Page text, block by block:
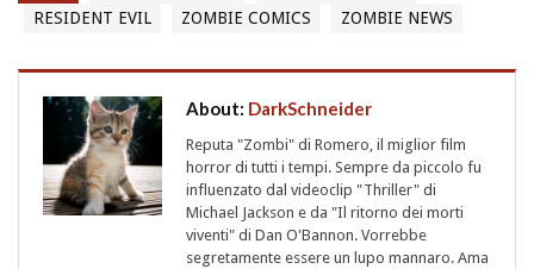
RESIDENT EVIL
ZOMBIE COMICS ZOMBIE NEWS
About: DarkSchneider
Reputa "Zombi" di Romero, il miglior film
horror di tutti i tempi. Sempre da piccolo fu
influenzato dal videoclip "Thriller" di
Michael Jackson e da "Il ritorno dei morti
viventi" di Dan O'Bannon. Vorrebbe
segretamente essere un lupo mannaro. Ama